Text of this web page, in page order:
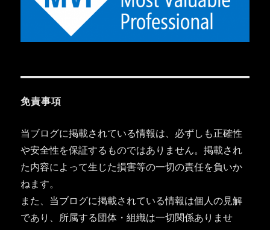
免責事項
当ブログに掲載されている情報は、必ずしも正確性
や安全性を保証するものではありません。掲載され
た内容によって生じた損害等の一切の責任を負いか
ねます。
また、当ブログに掲載されている情報は個人の見解
であり、所属する団体・組織は一切関係ありませ